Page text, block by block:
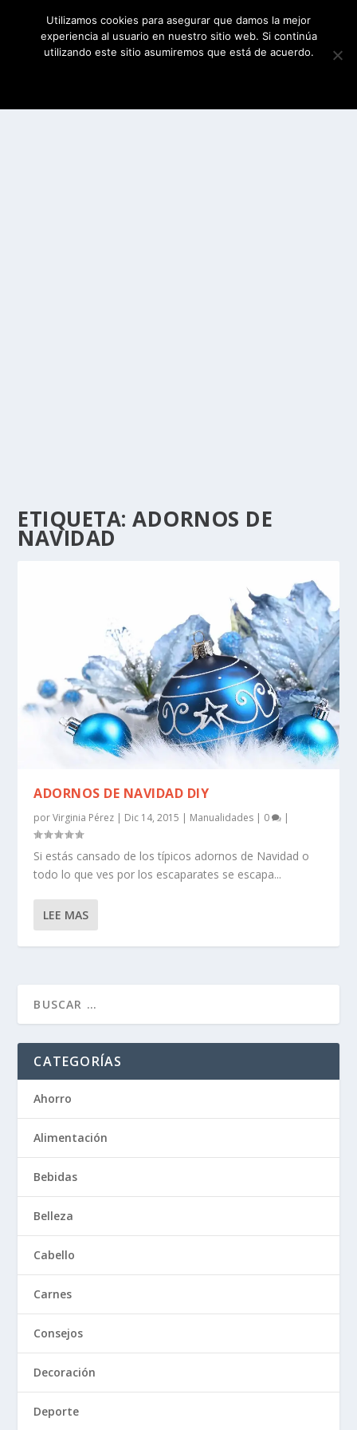
ETIQUETA:ADORNOS DE
NAVIDAD
ADORNOS DE NAVIDAD DIY
porVirginia Pérez | Dic 14, 2015 | Manualidades | 0 |
Si estás cansado de los típicos adornos de Navidad o
todo lo que ves por los escaparates se escapa...
LEE MAS
CATEGORÍAS
Ahorro
Alimentación
Bebidas
Belleza
Cabello
Carnes
Consejos
Decoración
Deporte
Utilizamos cookies para asegurar que damos la mejor
experiencia al usuario en nuestro sitio web. Si continúa
utilizando este sitio asumiremos que está de acuerdo.